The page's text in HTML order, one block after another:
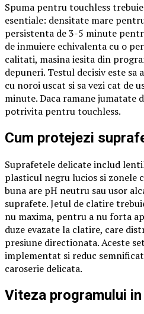
Spuma pentru touchless
esentiale: densitate mare
persistenta de 3-5 minute
de inmuiere echivalenta cu o
calitati, masina iesita din
depuneri. Testul decisiv este sa
cu noroi uscat si sa vezi cat de
minute. Daca ramane jumatate
potrivita pentru touchless.
Cum protejezi
Suprafetele delicate includ
plasticul negru lucios si zonele
buna are pH neutru sau usor
suprafete. Jetul de clatire
nu maxima, pentru a nu forta
duze evazate la clatire, care
presiune directionata. Aceste
implementat si reduc
caroserie delicata.
Viteza programului